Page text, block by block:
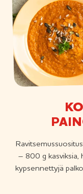
– 800 g
kypsennettyjä